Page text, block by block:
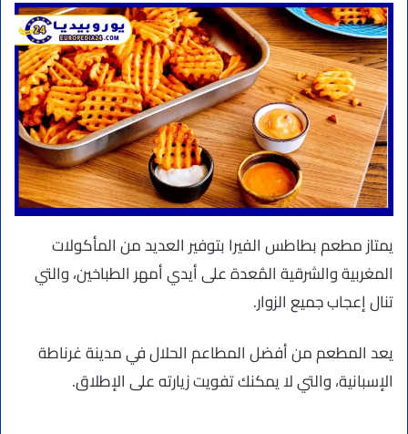
يمتاز مطعم بطاطس الفيرا بتوفير العديد من المأكولات
المغربية والشرقية المُعدة على أيدي أمهر الطباخين، والتي
تنال إعجاب جميع الزوار.
يعد المطعم من أفضل المطاعم الحلال في مدينة غرناطة
الإسبانية، والتي لا يمكنك تفويت زيارته على الإطلاق.